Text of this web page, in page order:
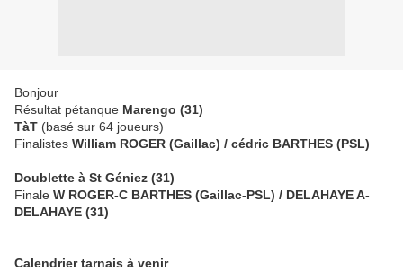
Bonjour
Résultat pétanque Marengo (31)
TàT (basé sur 64 joueurs)
Finalistes William ROGER (Gaillac) / cédric BARTHES (PSL)
Doublette à St Géniez (31)
Finale W ROGER-C BARTHES (Gaillac-PSL) / DELAHAYE A-
DELAHAYE (31)
Calendrier tarnais à venir